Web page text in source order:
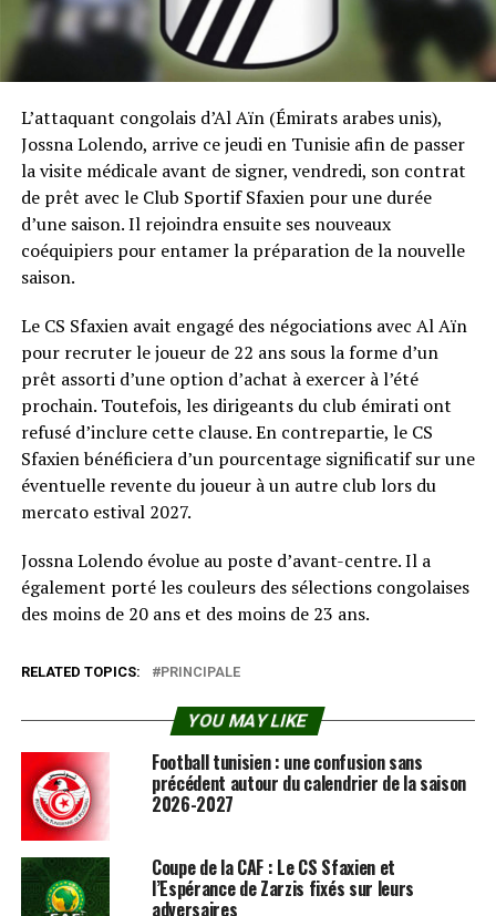
L’attaquant congolais d’Al Aïn (Émirats arabes unis),
Jossna Lolendo, arrive ce jeudi en Tunisie afin de passer
la visite médicale avant de signer, vendredi, son contrat
de prêt avec le Club Sportif Sfaxien pour une durée
d’une saison. Il rejoindra ensuite ses nouveaux
coéquipiers pour entamer la préparation de la nouvelle
saison.
Le CS Sfaxien avait engagé des négociations avec Al Aïn
pour recruter le joueur de 22 ans sous la forme d’un
prêt assorti d’une option d’achat à exercer à l’été
prochain. Toutefois, les dirigeants du club émirati ont
refusé d’inclure cette clause. En contrepartie, le CS
Sfaxien bénéficiera d’un pourcentage significatif sur une
éventuelle revente du joueur à un autre club lors du
mercato estival 2027.
Jossna Lolendo évolue au poste d’avant-centre. Il a
également porté les couleurs des sélections congolaises
des moins de 20 ans et des moins de 23 ans.
RELATED TOPICS: PRINCIPALE
YOU MAY LIKE
Football tunisien : une confusion sans
précédent autour du calendrier de la saison
2026-2027
Coupe de la CAF : Le CS Sfaxien et
l’Espérance de Zarzis fixés sur leurs
adversaires